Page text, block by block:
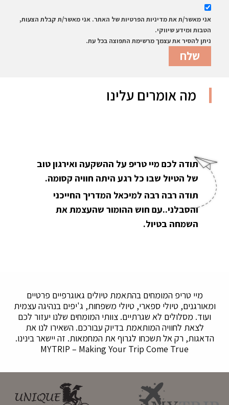
אני מאשר/ת את מדיניות הפרטיות של האתר. אני מאשר/ת קבלת הצעות,
הטבות ומידע שיווקי.
ניתן להסיר את עצמך מרשימת התפוצה בכל עת.
מה אומרים עלינו
תודה לכם מיי טריפ על ההשקעה ואירגון טוב
של הטיול שבו כל רגע היתה חוויה קסומה.
תודה רבה רבה למיכאל המדריך החייכני
והסבלני..עם חוש ההומור שהעצמת את
השמחה בטיול.
מיי טריפ המומחים בהתאמת טיולים גאוגרפיים פרטיים
ומאורגנים, טיולי ספארי, טיולי משפחות, ג'יפים בנהיגה עצמית
ועוד. מסלולים לא שגרתיים. צוותי המומחים שלנו יעזור לכם
לצאת לחוויה המותאמת בדיוק עבורכם. השאירו לנו את
הדאגות, רק אל תשכחו לגרוף את המחמאות. זה יישאר בינינו.
MYTRIP – Making Your Trip Come True